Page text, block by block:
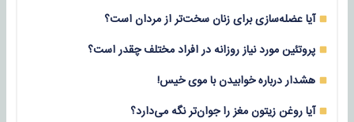
آیا عضله‌سازی برای زنان سخت‌تر از مردان است؟
پروتئین مورد نیاز روزانه در افراد مختلف چقدر است؟
هشدار درباره خوابیدن با موی خیس!
آیا روغن زیتون مغز را جوان‌تر نگه می‌دارد؟